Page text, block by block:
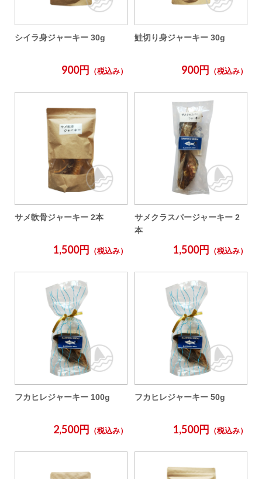
シイラ身ジャーキー 30g
900円 （税込み）
鮭切り身ジャーキー 30g
900円 （税込み）
サメ軟骨ジャーキー 2本
1,500円 （税込み）
サメクラスパージャーキー 2
本
1,500円 （税込み）
フカヒレジャーキー 100g
2,500円 （税込み）
フカヒレジャーキー 50g
1,500円 （税込み）